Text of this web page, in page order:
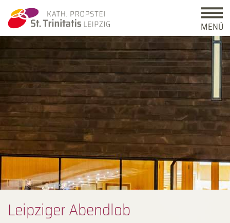
MENÜ
Leipziger Abendlob